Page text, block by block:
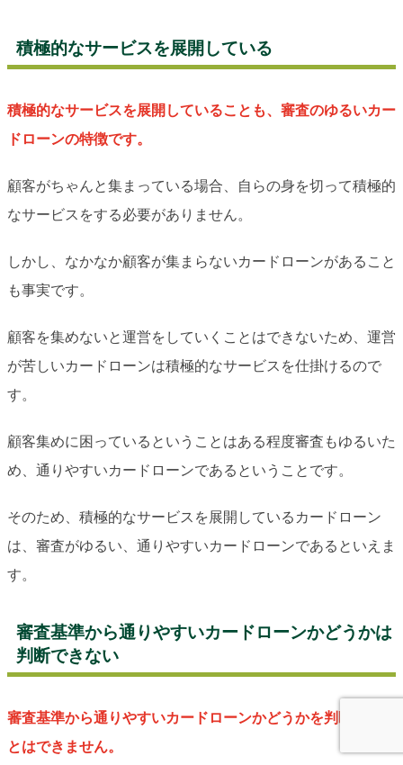
積極的なサービスを展開している
積極的なサービスを展開していることも、審査のゆるいカー
ドローンの特徴です。
顧客がちゃんと集まっている場合、自らの身を切って積極的
なサービスをする必要がありません。
しかし、なかなか顧客が集まらないカードローンがあること
も事実です。
顧客を集めないと運営をしていくことはできないため、運営
が苦しいカードローンは積極的なサービスを仕掛けるので
す。
顧客集めに困っているということはある程度審査もゆるいた
め、通りやすいカードローンであるということです。
そのため、積極的なサービスを展開しているカードローン
は、審査がゆるい、通りやすいカードローンであるといえま
す。
審査基準から通りやすいカードローンかどうかは
判断できない
審査基準から通りやすいカードローンかどうかを判断するこ
とはできません。